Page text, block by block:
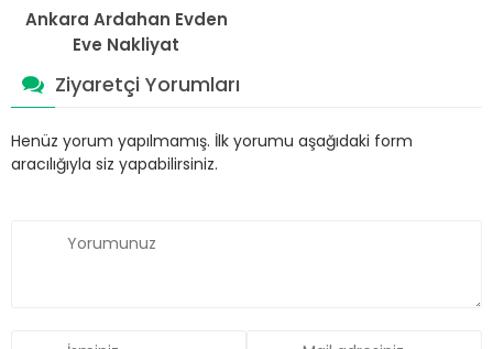
Ankara Ardahan Evden
Eve Nakliyat
Ziyaretçi Yorumları
Henüz yorum yapılmamış. İlk yorumu aşağıdaki form
aracılığıyla siz yapabilirsiniz.